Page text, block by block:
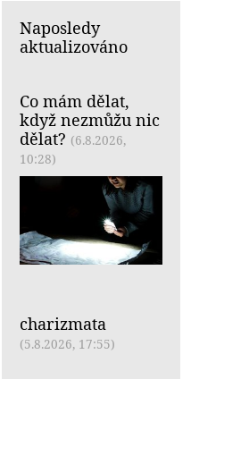
Naposledy
aktualizováno
Co mám dělat,
když nezmůžu nic
dělat? (6.8.2026,
10:28)
charizmata
(5.8.2026, 17:55)